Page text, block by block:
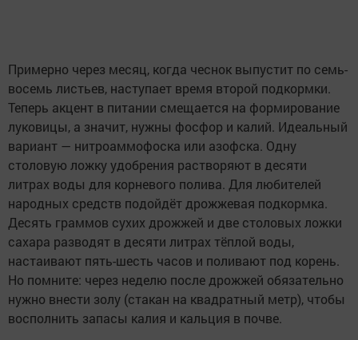
Примерно через месяц, когда чеснок выпустит по семь-
восемь листьев, наступает время второй подкормки.
Теперь акцент в питании смещается на формирование
луковицы, а значит, нужны фосфор и калий. Идеальный
вариант — нитроаммофоска или азофска. Одну
столовую ложку удобрения растворяют в десяти
литрах воды для корневого полива. Для любителей
народных средств подойдёт дрожжевая подкормка.
Десять граммов сухих дрожжей и две столовых ложки
сахара разводят в десяти литрах тёплой воды,
настаивают пять-шесть часов и поливают под корень.
Но помните: через неделю после дрожжей обязательно
нужно внести золу (стакан на квадратный метр), чтобы
восполнить запасы калия и кальция в почве.